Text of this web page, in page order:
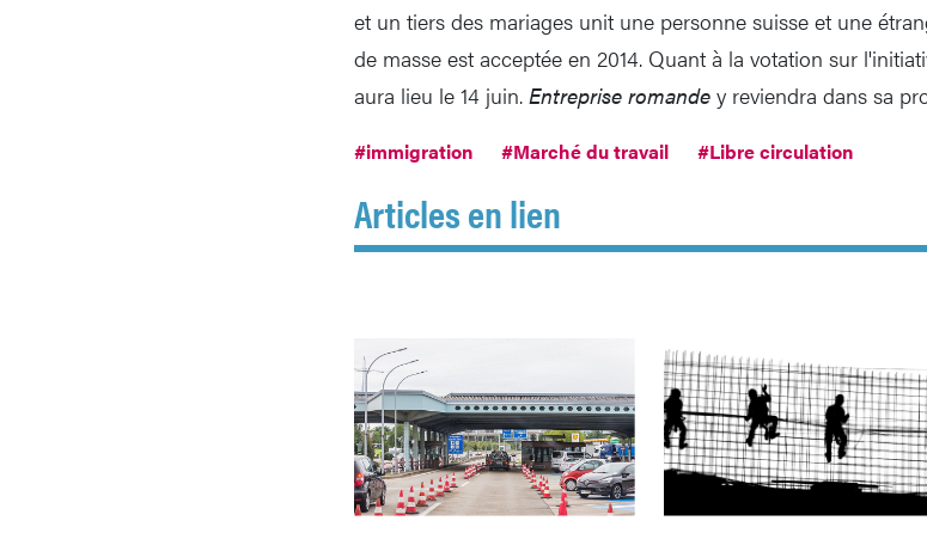
et un tiers des mariages unit une personne suisse et une
de masse est acceptée en 2014. Quant à la votation sur
aura lieu le 14 juin. Entreprise romande y reviendra dans sa
#immigration #Marché du travail #Libre circulation
Articles en lien